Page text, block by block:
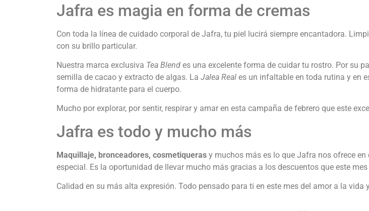
Jafra es magia en forma de cremas
Con toda la línea de cuidado corporal de Jafra, tu piel lucirá siempre encantadora.
con su brillo particular.
Nuestra marca exclusiva Tea Blend es una excelente forma de cuidar tu rostro. Por su
semilla de cacao y extracto de algas. La Jalea Real es un infaltable en toda rutina y en
forma de hidratante para el cuerpo.
Mucho por explorar, por sentir, respirar y amar en esta campaña de febrero que este
Jafra es todo y mucho más
Maquillaje, bronceadores, cosmetiqueras y muchos más es lo que Jafra nos ofrece
especial. Es la oportunidad de llevar mucho más gracias a los descuentos que este
Calidad en su más alta expresión. Todo pensado para ti en este mes del amor a la vida